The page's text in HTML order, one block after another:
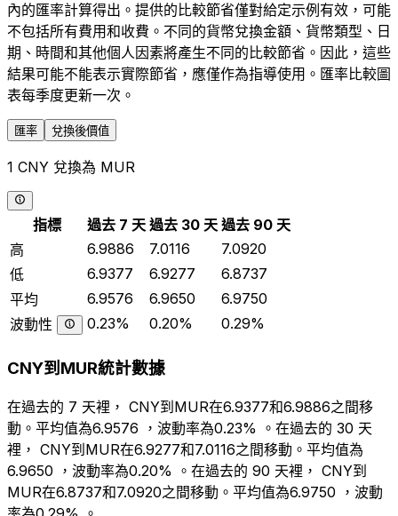
內的匯率計算得出。提供的比較節省僅對給定示例有效，可能
不包括所有費用和收費。不同的貨幣兌換金額、貨幣類型、日
期、時間和其他個人因素將產生不同的比較節省。因此，這些
結果可能不能表示實際節省，應僅作為指導使用。匯率比較圖
表每季度更新一次。
匯率 兌換後價值
1 CNY 兌換為 MUR
指標 過去 7 天 過去 30 天 過去 90 天
高
6.9886 7.0116
7.0920
低
6.9377 6.9277
6.8737
平均
6.9576 6.9650
6.9750
波動性
0.23% 0.20% 0.29%
CNY到MUR統計數據
在過去的 7 天裡， CNY到MUR在6.9377和6.9886之間移
動。平均值為6.9576 ，波動率為0.23% 。在過去的 30 天
裡， CNY到MUR在6.9277和7.0116之間移動。平均值為
6.9650 ，波動率為0.20% 。在過去的 90 天裡， CNY到
MUR在6.8737和7.0920之間移動。平均值為6.9750 ，波動